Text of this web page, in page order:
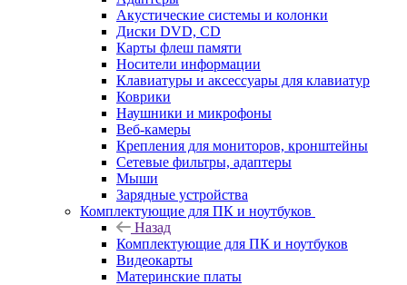
Акустические системы и колонки
Диски DVD, CD
Карты флеш памяти
Носители информации
Клавиатуры и аксессуары для клавиатур
Коврики
Наушники и микрофоны
Веб-камеры
Крепления для мониторов, кронштейны
Сетевые фильтры, адаптеры
Мыши
Зарядные устройства
Комплектующие для ПК и ноутбуков
Назад
Комплектующие для ПК и ноутбуков
Видеокарты
Материнские платы